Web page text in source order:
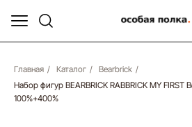
Главная / Каталог / Bearbrick /
Набор фигур BEARBRICK RABBRICK MY FIRST
100%+400%